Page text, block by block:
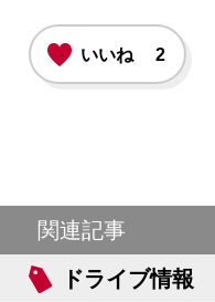
いいね 2
関連記事
ドライブ情報